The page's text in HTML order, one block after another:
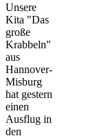
Unsere
Kita "Das
große
Krabbeln"
aus
Hannover-
Misburg
hat gestern
einen
Ausflug in
den